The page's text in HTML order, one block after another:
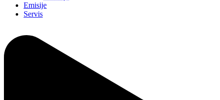
Emisije
Servis